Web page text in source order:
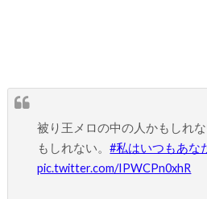
被り王メロの中の人かもしれ
もしれない。#私はいつもあな
pic.twitter.com/IPWCPn0xhR